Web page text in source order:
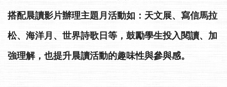
搭配晨讀影片辦理主題月活動如：天文展、寫信馬拉
松、海洋月、世界詩歌日等，鼓勵學生投入閱讀、加
強理解，也提升晨讀活動的趣味性與參與感。